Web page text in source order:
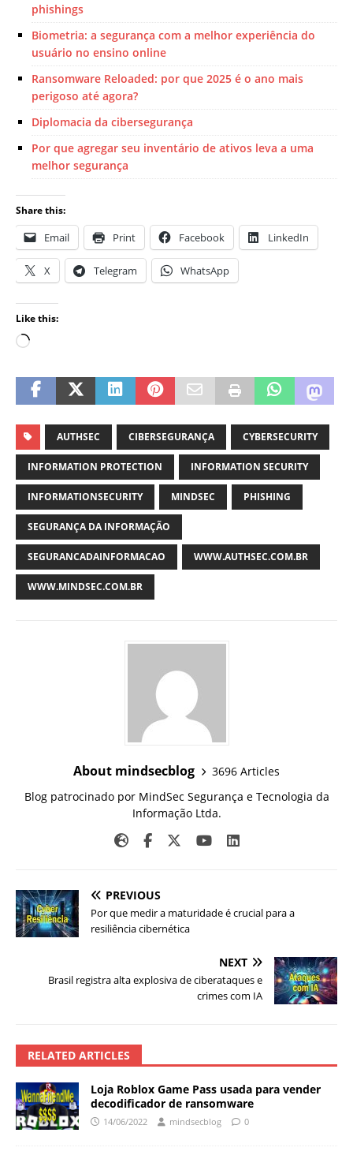
phishings
Biometria: a segurança com a melhor experiência do
usuário no ensino online
Ransomware Reloaded: por que 2025 é o ano mais
perigoso até agora?
Diplomacia da cibersegurança
Por que agregar seu inventário de ativos leva a uma
melhor segurança
Share this:
Email Print Facebook LinkedIn
X Telegram WhatsApp
Like this:
AUTHSEC CIBERSEGURANÇA CYBERSECURITY
INFORMATION PROTECTION INFORMATION SECURITY
INFORMATIONSECURITY MINDSEC PHISHING
SEGURANÇA DA INFORMAÇÃO
SEGURANCADAINFORMACAO WWW.AUTHSEC.COM.BR
WWW.MINDSEC.COM.BR
About mindsecblog
3696 Articles
Blog patrocinado por MindSec Segurança e Tecnologia da
Informação Ltda.
PREVIOUS
Por que medir a maturidade é crucial para a
resiliência cibernética
NEXT
Brasil registra alta explosiva de ciberataques e
crimes com IA
RELATED ARTICLES
Loja Roblox Game Pass usada para vender
decodificador de ransomware
14/06/2022 mindsecblog 0